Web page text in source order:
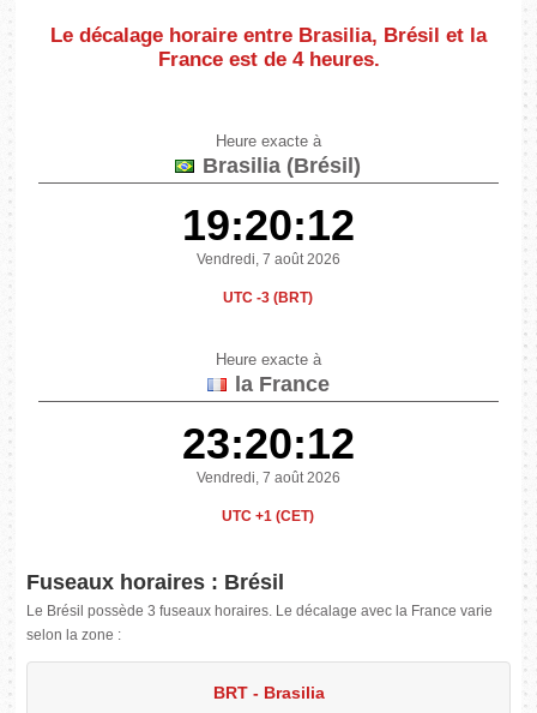
Le décalage horaire entre Brasilia, Brésil et la
France est de 4 heures.
Heure exacte à
Brasilia (Brésil)
19:20:12
Vendredi, 7 août 2026
UTC -3 (BRT)
Heure exacte à
la France
23:20:12
Vendredi, 7 août 2026
UTC +1 (CET)
Fuseaux horaires : Brésil
Le Brésil possède 3 fuseaux horaires. Le décalage avec la France varie
selon la zone :
BRT - Brasilia